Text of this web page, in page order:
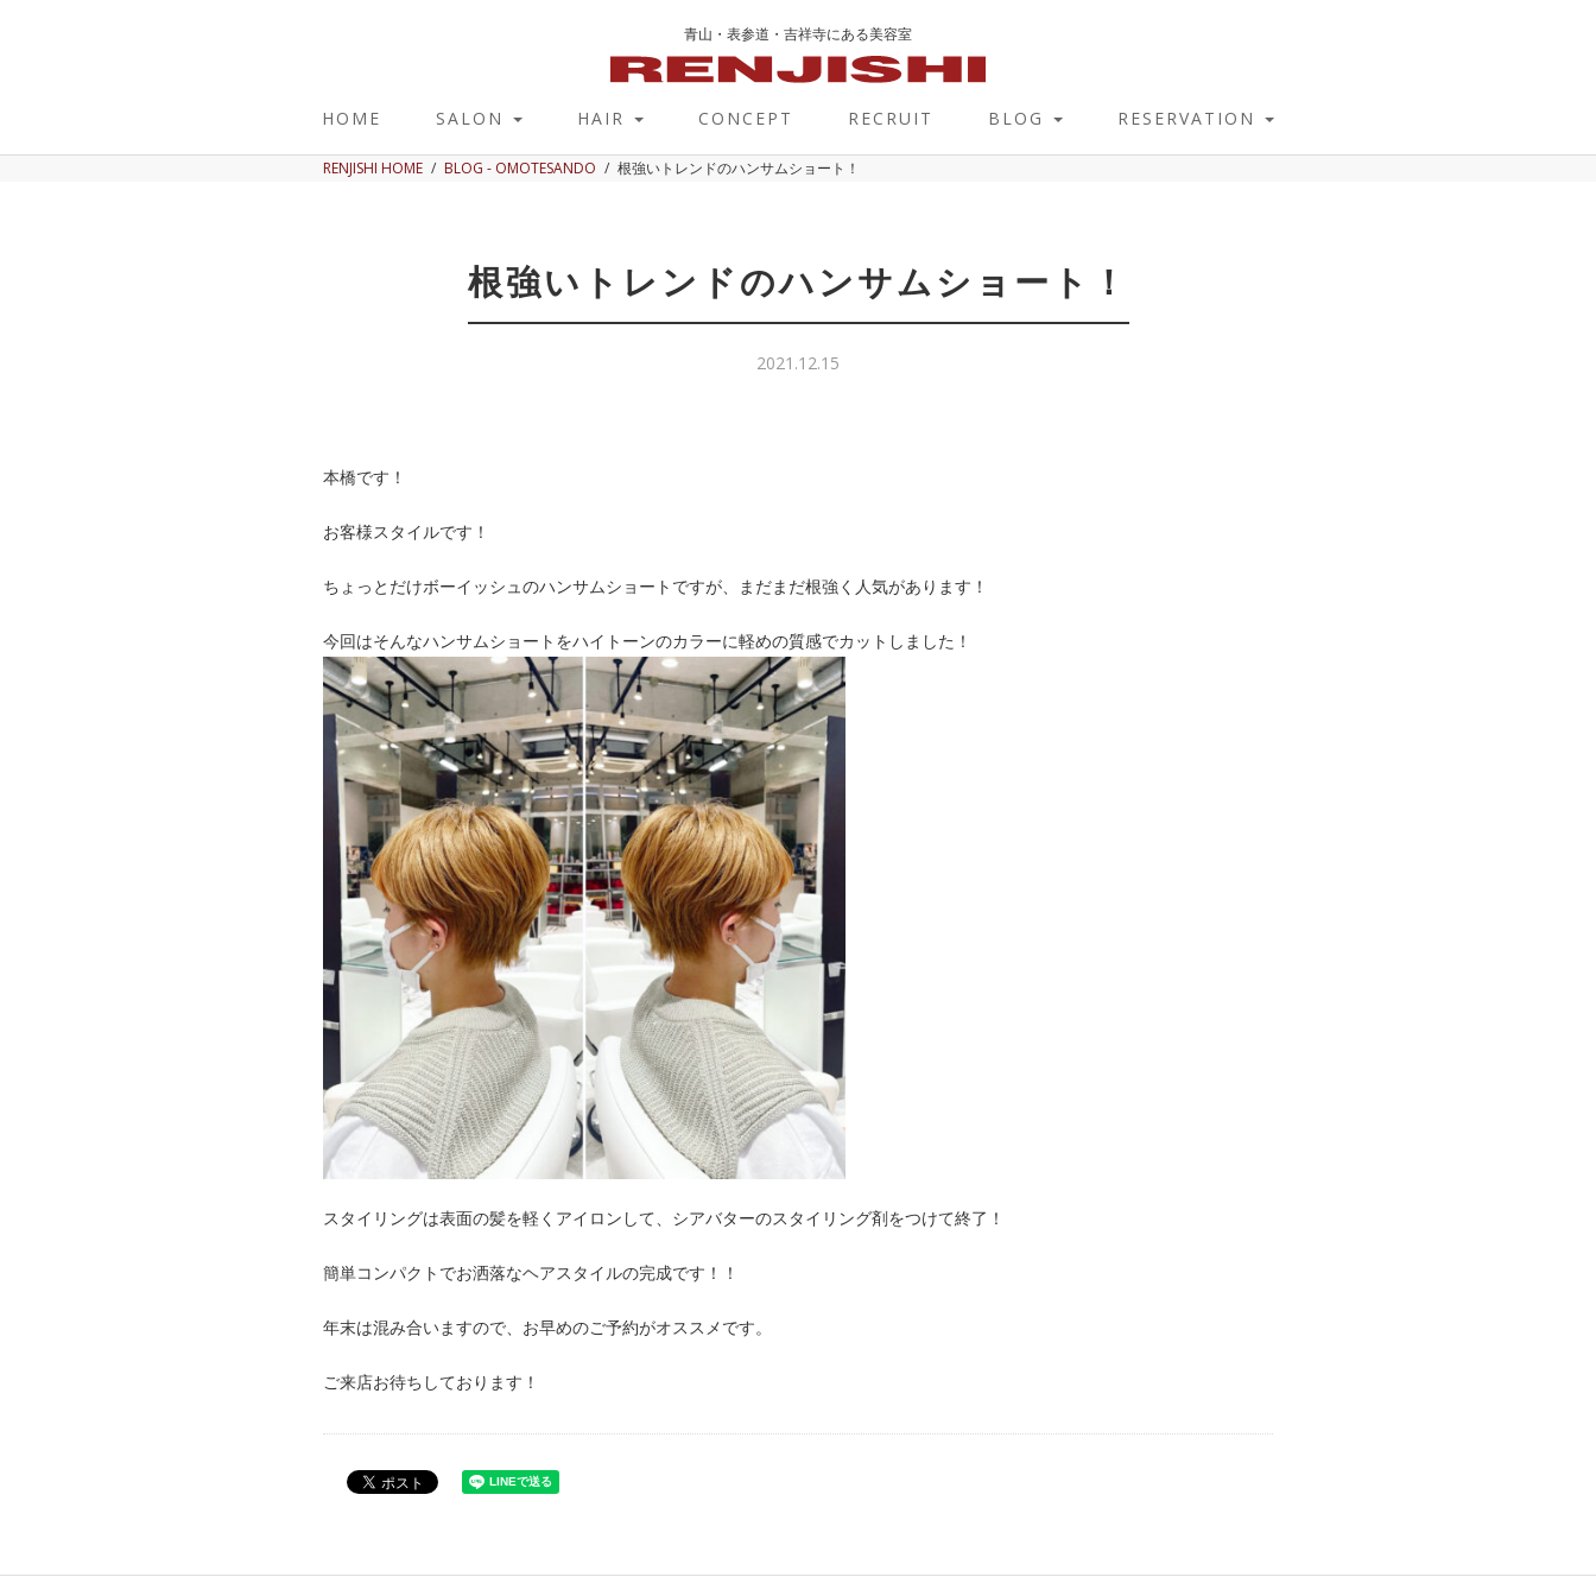
青山・表参道・吉祥寺にある美容室
HOME SALON HAIR CONCEPT RECRUIT BLOG RESERVATION
RENJISHI HOME BLOG - OMOTESANDO 根強いトレンドのハンサムショート！
根強いトレンドのハンサムショート！
2021.12.15
本橋です！
お客様スタイルです！
ちょっとだけボーイッシュのハンサムショートですが、まだまだ根強く人気があります！
今回はそんなハンサムショートをハイトーンのカラーに軽めの質感でカットしました！
スタイリングは表面の髪を軽くアイロンして、シアバターのスタイリング剤をつけて終了！
簡単コンパクトでお洒落なヘアスタイルの完成です！！
年末は混み合いますので、お早めのご予約がオススメです。
ご来店お待ちしております！